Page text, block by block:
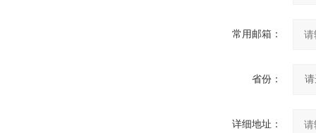
常用邮箱：
省份：
详细地址：